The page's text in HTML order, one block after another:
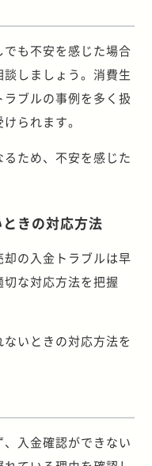
も不安を感じた場合
談しましょう。消費生
ブルの事例を多く扱
られます。
ため、不安を感じた
きの対応方法
の入金トラブルは早
な対応方法を把握
いときの対応方法を
入金確認ができない